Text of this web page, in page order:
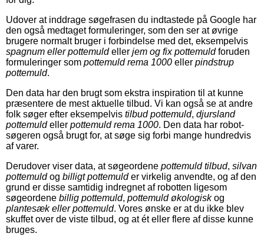
Udover at inddrage søgefrasen du indtastede på Google har
den også medtaget formuleringer, som den ser at øvrige
brugere normalt bruger i forbindelse med det, eksempelvis
spagnum eller pottemuldeller jem og fix pottemuldforuden
formuleringer som pottemuld rema 1000 eller pindstrup
pottemuld.
Den data har den brugt som ekstra inspiration til at kunne
præsentere de mest aktuelle tilbud. Vi kan også se at andre
folk søger efter eksempelvis tilbud pottemuld, djursland
pottemuldeller pottemuld rema 1000. Den data har robot-
søgeren også brugt for, at søge sig forbi mange hundredvis
af varer.
Derudover viser data, at søgeordene pottemuld tilbud, silvan
pottemuldog billigt pottemulder virkelig anvendte, og af den
grund er disse samtidig indregnet af robotten ligesom
søgeordene billig pottemuld, pottemuld økologiskog
plantesæk eller pottemuld. Vores ønske er at du ikke blev
skuffet over de viste tilbud, og at ét eller flere af disse kunne
bruges.